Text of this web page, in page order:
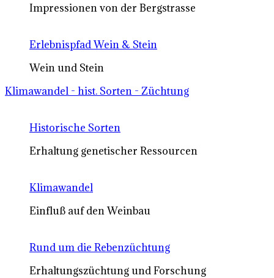
Impressionen von der Bergstrasse
Erlebnispfad Wein & Stein
Wein und Stein
Klimawandel - hist. Sorten - Züchtung
Historische Sorten
Erhaltung genetischer Ressourcen
Klimawandel
Einfluß auf den Weinbau
Rund um die Rebenzüchtung
Erhaltungszüchtung und Forschung